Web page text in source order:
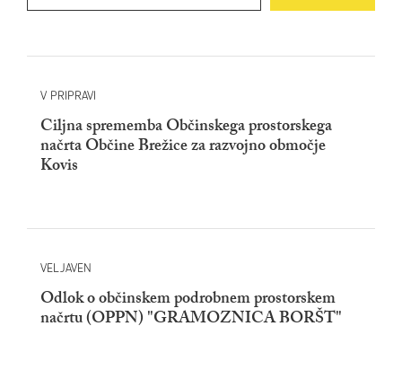
V PRIPRAVI
Ciljna sprememba Občinskega prostorskega
načrta Občine Brežice za razvojno območje
Kovis
VELJAVEN
Odlok o občinskem podrobnem prostorskem
načrtu (OPPN) "GRAMOZNICA BORŠT"